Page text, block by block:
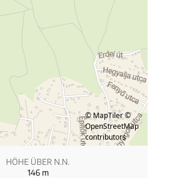
© MapTiler©
OpenStreetMap
contributors
HÖHE ÜBER N.N.
146m